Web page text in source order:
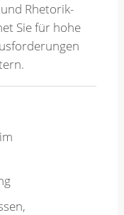
Rhetorik-
Sie für hohe